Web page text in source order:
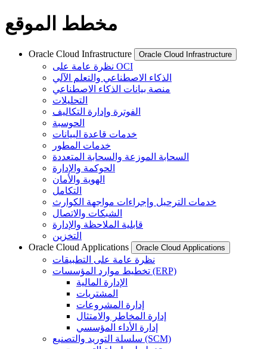
مخطط الموقع
Oracle Cloud Infrastructure Oracle Cloud Infrastructure
نظرة عامة على OCI
الذكاء الاصطناعي والتعلم الآلي
منصة بيانات الذكاء الاصطناعي
التحليلات
الفوترة وإدارة التكاليف
الحوسبة
خدمات قاعدة البيانات
خدمات المطور
السحابة الموزعة والسحابة المتعددة
الحوكمة والإدارة
الهوية والأمان
التكامل
خدمات الترحيل وإجراءات مواجهة الكوارث
الشبكات والاتصال
قابلية الملاحظة والإدارة
التخزين
Oracle Cloud Applications
Oracle Cloud Applications
نظرة عامة على التطبيقات
تخطيط موارد المؤسسات (ERP)
الإدارة المالية
المشتريات
إدارة المشروعات
إدارة المخاطر والامتثال
إدارة الأداء المؤسسي
سلسلة التوريد والتصنيع (SCM)